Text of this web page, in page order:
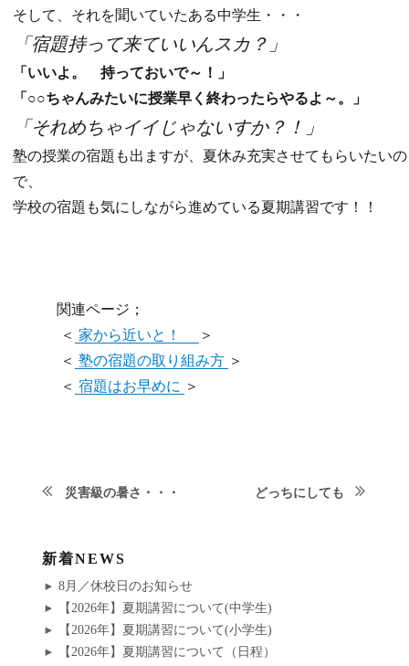
そして、それを聞いていたある中学生・・・
「宿題持って来ていいんスカ？」
「いいよ。 持っておいで～！」
「○○ちゃんみたいに授業早く終わったらやるよ～。」
「それめちゃイイじゃないすか？！」
塾の授業の宿題も出ますが、夏休み充実させてもらいたいの
で、
学校の宿題も気にしながら進めている夏期講習です！！
関連ページ；
＜ 家から近いと！
＞
＜ 塾の宿題の取り組み方 ＞
＜ 宿題はお早めに ＞
投
ナ
ビ
ゲ
投
稿:
災害級の暑さ・・・
次
どっちにしても
新着NEWS
8月／休校日のお知らせ
【2026年】夏期講習について(中学生)
【2026年】夏期講習について(小学生)
【2026年】夏期講習について（日程）